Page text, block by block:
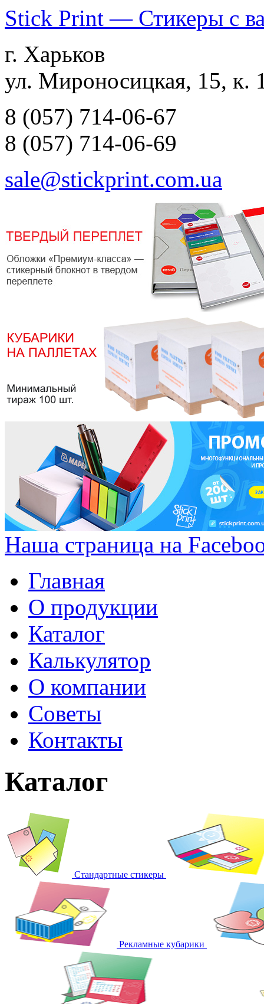
Stick Print — Стикеры с
г. Харьков
ул. Мироносицкая, 15, к.
8 (057) 714-06-67
8 (057) 714-06-69
sale@stickprint.com.ua
Наша страница на
Главная
О продукции
Каталог
Калькулятор
О компании
Советы
Контакты
Каталог
Стандартные стикеры
Рекламные кубарики